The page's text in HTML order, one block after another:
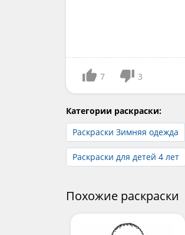
7 3
Категории раскраски:
Раскраски Зимняя одежда
Раскраски для детей 4 лет
Похожие раскраски